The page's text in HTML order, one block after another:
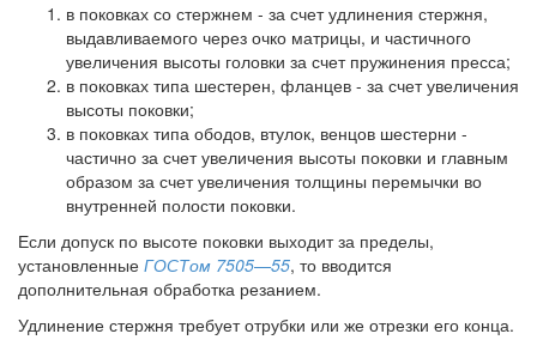
в поковках со стержнем - за счет удлинения стержня,
выдавливаемого через очко матрицы, и частичного
увеличения высоты головки за счет пружинения пресса;
в поковках типа шестерен, фланцев - за счет увеличения
высоты поковки;
в поковках типа ободов, втулок, венцов шестерни -
частично за счет увеличения высоты поковки и главным
образом за счет увеличения толщины перемычки во
внутренней полости поковки.
Если допуск по высоте поковки выходит за пределы,
установленные ГОСТом 7505—55, то вводится
дополнительная обработка резанием.
Удлинение стержня требует отрубки или же отрезки его конца.